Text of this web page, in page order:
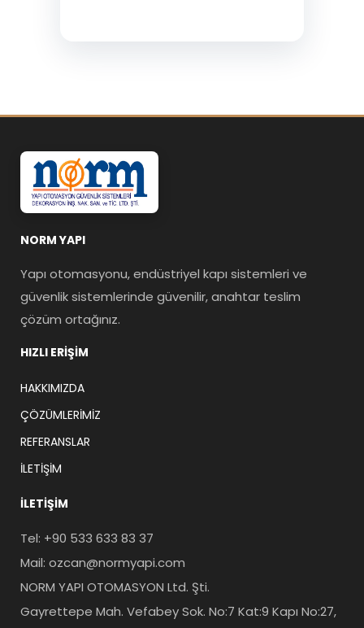
NORM YAPI
Yapı otomasyonu, endüstriyel kapı sistemleri ve
güvenlik sistemlerinde güvenilir, anahtar teslim
çözüm ortağınız.
HIZLI ERIŞIM
HAKKIMIZDA
ÇÖZÜMLERIMIZ
REFERANSLAR
İLETIŞIM
İLETIŞIM
Tel: +90 533 633 83 37
Mail: ozcan@normyapi.com
NORM YAPI OTOMASYON Ltd. Şti.
Gayrettepe Mah. Vefabey Sok. No:7 Kat:9 Kapı No:27,